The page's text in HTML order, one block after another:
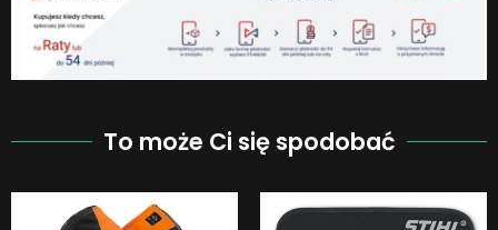
To może Ci się spodobać